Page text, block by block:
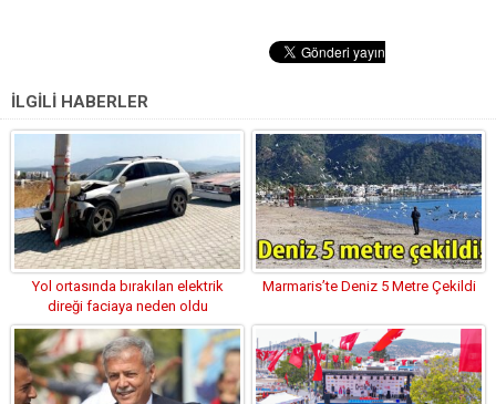
İLGİLİ HABERLER
Yol ortasında bırakılan elektrik
direği faciaya neden oldu
Marmaris’te Deniz 5 Metre Çekildi